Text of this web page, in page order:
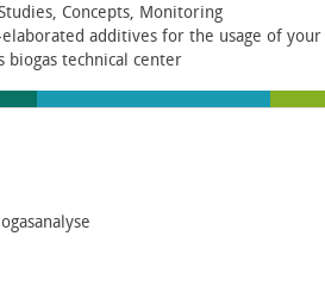
Concepts, Monitoring
elaborated additives for the usage of
biogas technical center